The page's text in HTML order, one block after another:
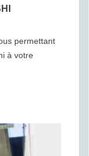
permettant
à votre